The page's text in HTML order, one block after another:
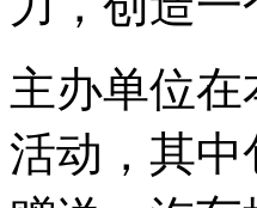
主办单位
活动，其